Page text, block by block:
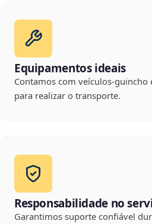
Equipamentos ideais
Contamos com veículos-guincho
para realizar o transporte.
Responsabilidade no
Garantimos suporte confiável